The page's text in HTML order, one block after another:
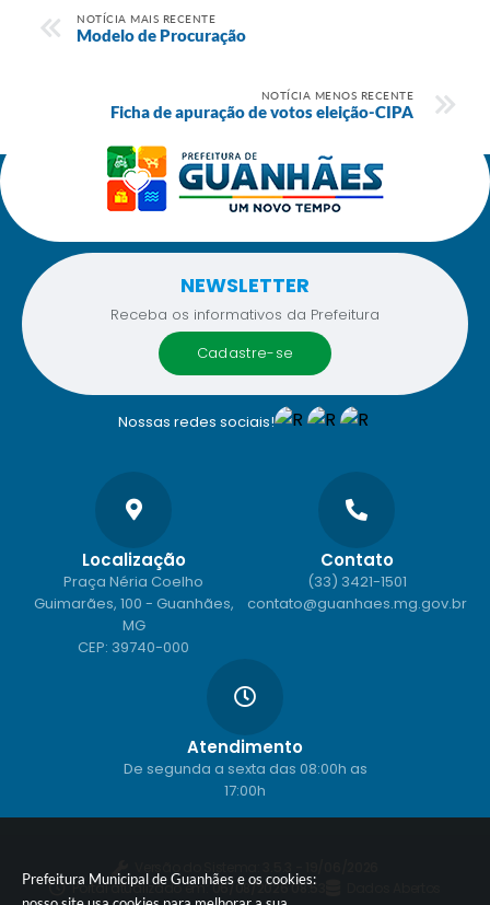
Prefeitura Municipal de Guanhães e os cookies:
NOTÍCIA MAIS RECENTE
Modelo de Procuração
NOTÍCIA MENOS RECENTE
Ficha de apuração de votos eleição-CIPA
Nossas redes sociais!
NEWSLETTER
Receba os informativos da Prefeitura
cadastre-se
Localização
Praça Néria Coelho
Guimarães, 100 - Guanhães,
MG
CEP: 39740-000
Contato
(33) 3421-1501
contato@guanhaes.mg.gov.br
Atendimento
De segunda a sexta das 08:00h as
17:00h
Portal atualizado em:06/08/2026 08:53